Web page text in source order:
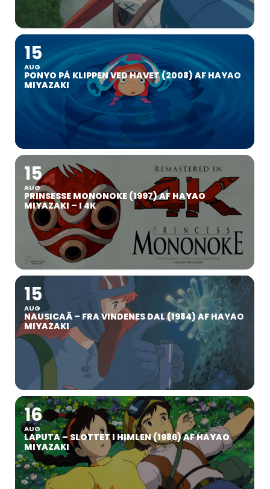
15
AUG
PONYO PÅ KLIPPEN VED HAVET (2008) AF HAYAO
MIYAZAKI
15
AUG
PRINSESSE MONONOKE (1997) AF HAYAO
MIYAZAKI – I 4K
15
AUG
NAUSICAÄ – FRA VINDENES DAL (1984) AF HAYAO
MIYAZAKI
16
AUG
LAPUTA – SLOTTET I HIMLEN (1986) AF HAYAO
MIYAZAKI